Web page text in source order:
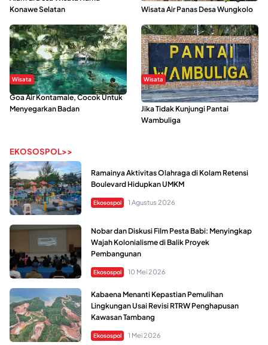
Konawe Selatan
Wisata Air Panas Desa Wungkolo
Wisata
Goa Air Kontamale, Cocok Untuk
Menyegarkan Badan
Wisata
Berkunjung Ke Wakatobi, Nyesal
Jika Tidak Kunjungi Pantai
Wambuliga
EKOSOSPOL>>
Ramainya Aktivitas Olahraga di Kolam Retensi
Boulevard Hidupkan UMKM
Ekosospol 1 Agustus 2026
Nobar dan Diskusi Film Pesta Babi: Menyingkap
Wajah Kolonialisme di Balik Proyek
Pembangunan
Ekosospol 10 Mei 2026
Kabaena Menanti Kepastian Pemulihan
Lingkungan Usai Revisi RTRW Penghapusan
Kawasan Tambang
Ekosospol 1 Mei 2026